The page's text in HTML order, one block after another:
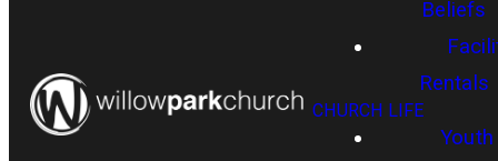
Beliefs
Rentals
CHURCH LIFE
Youth